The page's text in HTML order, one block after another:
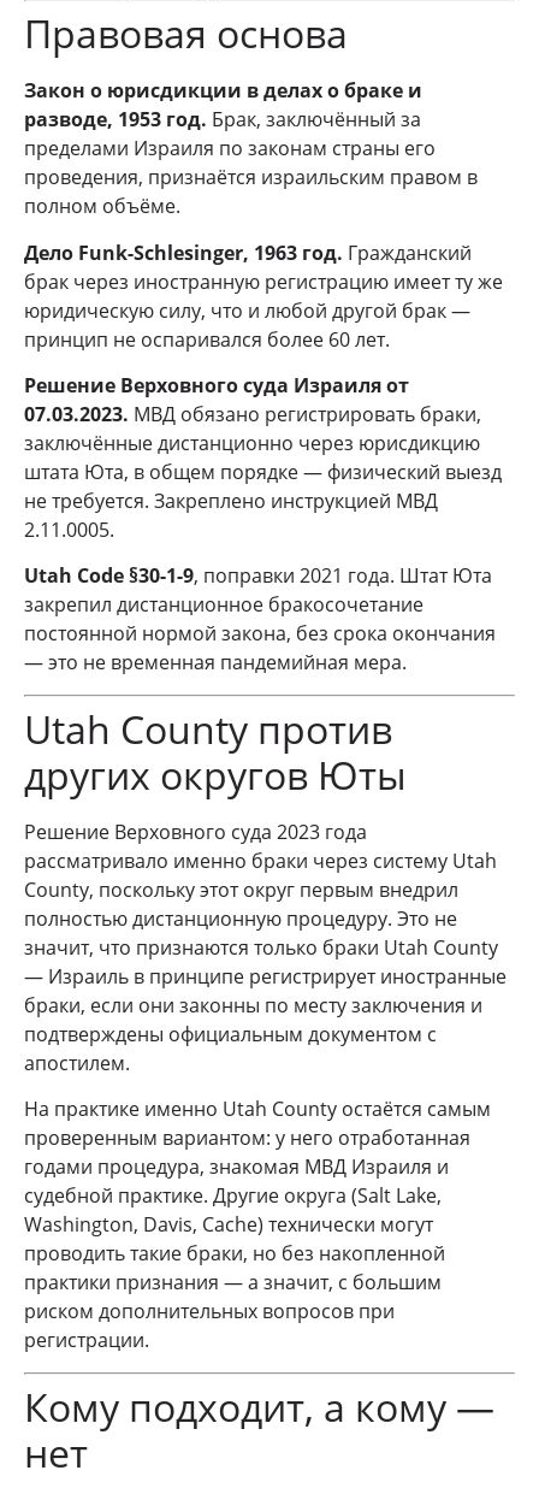
Правовая основа
Закон о юрисдикции в делах о браке и
разводе, 1953 год. Брак, заключённый за
пределами Израиля по законам страны его
проведения, признаётся израильским правом в
полном объёме.
Дело Funk-Schlesinger, 1963 год. Гражданский
брак через иностранную регистрацию имеет ту же
юридическую силу, что и любой другой брак —
принцип не оспаривался более 60 лет.
Решение Верховного суда Израиля от
07.03.2023. МВД обязано регистрировать браки,
заключённые дистанционно через юрисдикцию
штата Юта, в общем порядке — физический выезд
не требуется. Закреплено инструкцией МВД
2.11.0005.
Utah Code §30-1-9, поправки 2021 года. Штат Юта
закрепил дистанционное бракосочетание
постоянной нормой закона, без срока окончания
— это не временная пандемийная мера.
Utah County против
других округов Юты
Решение Верховного суда 2023 года
рассматривало именно браки через систему Utah
County, поскольку этот округ первым внедрил
полностью дистанционную процедуру. Это не
значит, что признаются только браки Utah County
— Израиль в принципе регистрирует иностранные
браки, если они законны по месту заключения и
подтверждены официальным документом с
апостилем.
На практике именно Utah County остаётся самым
проверенным вариантом: у него отработанная
годами процедура, знакомая МВД Израиля и
судебной практике. Другие округа (Salt Lake,
Washington, Davis, Cache) технически могут
проводить такие браки, но без накопленной
практики признания — а значит, с большим
риском дополнительных вопросов при
регистрации.
Кому подходит, а кому —
нет